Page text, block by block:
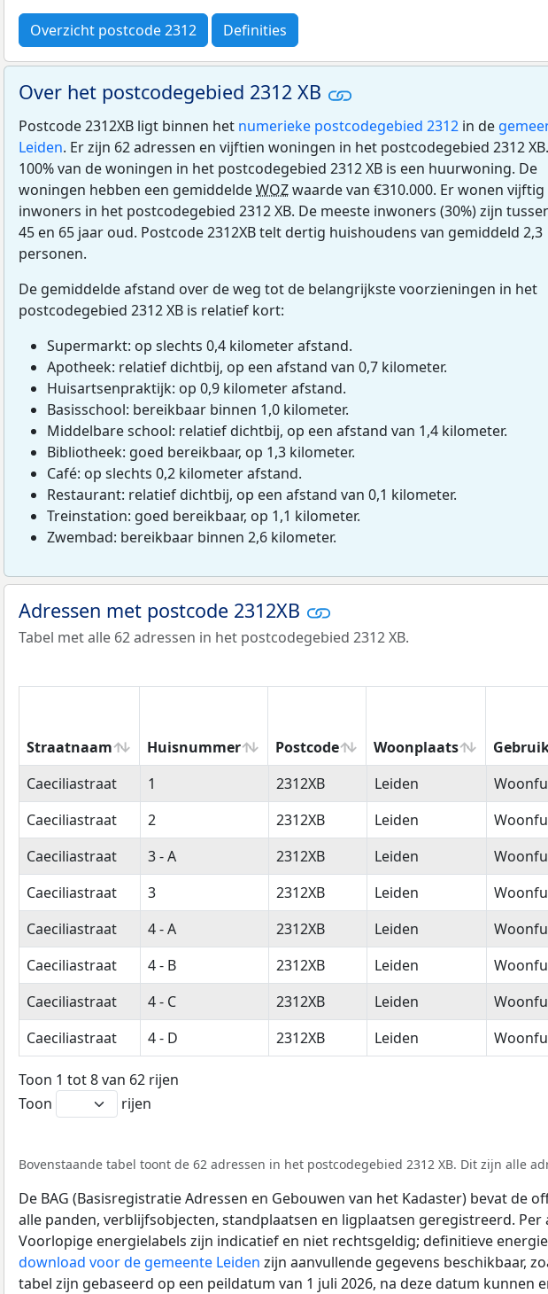
Overzicht postcode 2312 Definities
Over het postcodegebied 2312 XB
Postcode 2312XB ligt binnen het numerieke postcodegebied 2312 in de
Leiden. Er zijn 62 adressen en vijftien woningen in het postcodegebied 2312 XB.
100% van de woningen in het postcodegebied 2312 XB is een huurwoning. De
woningen hebben een gemiddeldeWOZwaarde van €310.000. Er wonen vijftig
inwoners in het postcodegebied 2312 XB. De meeste inwoners (30%) zijn
45 en 65 jaar oud. Postcode 2312XB telt dertig huishoudens van gemiddeld 2,3
personen.
De gemiddelde afstand over de weg tot de belangrijkste voorzieningen in het
postcodegebied 2312 XB is relatief kort:
Supermarkt: op slechts 0,4 kilometer afstand.
Apotheek: relatief dichtbij, op een afstand van 0,7 kilometer.
Huisartsenpraktijk: op 0,9 kilometer afstand.
Basisschool: bereikbaar binnen 1,0 kilometer.
Middelbare school: relatief dichtbij, op een afstand van 1,4 kilometer.
Bibliotheek: goed bereikbaar, op 1,3 kilometer.
Café: op slechts 0,2 kilometer afstand.
Restaurant: relatief dichtbij, op een afstand van 0,1 kilometer.
Treinstation: goed bereikbaar, op 1,1 kilometer.
Zwembad: bereikbaar binnen 2,6 kilometer.
Adressen met postcode 2312XB
Tabel met alle 62 adressen in het postcodegebied 2312 XB.
Straatnaam Huisnummer Postcode Woonplaats
Straatnaam
Huisnummer Postcode Woonplaats
Caeciliastraat 1 2312XB Leiden
Caeciliastraat
2 2312XB Leiden
Caeciliastraat
3 - A 2312XB Leiden
Caeciliastraat
3 2312XB Leiden
Caeciliastraat
4 - A 2312XB Leiden
Caeciliastraat
4 - B 2312XB Leiden
Caeciliastraat
4 - C 2312XB Leiden
Caeciliastraat
4 - D 2312XB Leiden
Toon 1 tot 8 van 62 rijen
Toon
rijen
Bovenstaande tabel toont de 62 adressen in het postcodegebied 2312 XB. Dit zijn alle
De BAG (Basisregistratie Adressen en Gebouwen van het Kadaster) bevat de
alle panden, verblijfsobjecten, standplaatsen en ligplaatsen geregistreerd.
Voorlopige energielabels zijn indicatief en niet rechtsgeldig; definitieve
download voor de gemeente Leiden zijn aanvullende gegevens beschikbaar,
tabel zijn gebaseerd op een peildatum van 1 juli 2026, na deze datum